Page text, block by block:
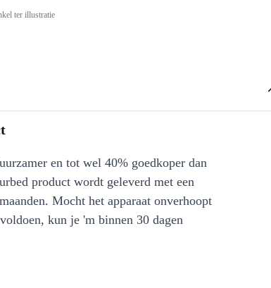
ter illustratie
en tot wel 40% goedkoper dan
product wordt geleverd met een
Mocht het apparaat onverhoopt
kun je 'm binnen 30 dagen